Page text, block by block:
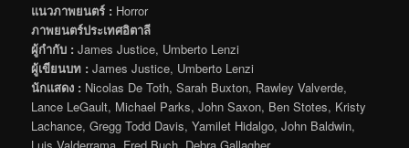
แนวภาพยนตร์ : Horror
ภาพยนตร์ประเทศอิตาลี
ผู้กำกับ : James Justice, Umberto Lenzi
ผู้เขียนบท : James Justice, Umberto Lenzi
นักแสดง : Nicolas De Toth, Sarah Buxton, Rawley Valverde,
Lance LeGault, Michael Parks, John Saxon, Ben Stotes, Kristy
Lachance, Gregg Todd Davis, Yamilet Hidalgo, John Baldwin,
Luis Valderrama, Fred Buch, Debra Gallagher